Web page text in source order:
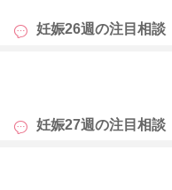
と思います。
そして汁物、野菜から摂取
そうして糖の上がりが緩
また桑の葉茶も糖の上が
妊娠中に飲用されるといい
妊娠26週の注目相談
妊娠27週の注目相談